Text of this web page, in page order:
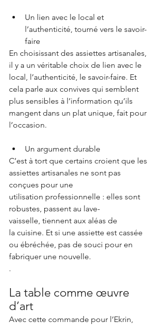
Un lien avec le local et
l’authenticité, tourné vers le savoir-
faire
En choisissant des assiettes artisanales,
il y a un véritable choix de lien avec le
local, l’authenticité, le savoir-faire. Et
cela parle aux convives qui semblent
plus sensibles à l’information qu’ils
mangent dans un plat unique, fait pour
l’occasion.
Un argument durable
C’est à tort que certains croient que les
assiettes artisanales ne sont pas
conçues pour une
utilisation professionnelle : elles sont
robustes, passent au lave-
vaisselle, tiennent aux aléas de
la cuisine. Et si une assiette est cassée
ou ébréchée, pas de souci pour en
fabriquer une nouvelle.
.
La table comme œuvre
d’art
Avec cette commande pour l’Ekrin,